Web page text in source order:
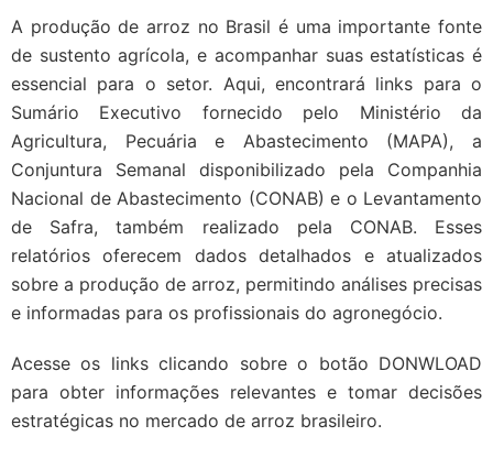
A produção de arroz no Brasil é uma importante fonte
de sustento agrícola, e acompanhar suas estatísticas é
essencial para o setor. Aqui, encontrará links para o
Sumário Executivo fornecido pelo Ministério da
Agricultura, Pecuária e Abastecimento (MAPA), a
Conjuntura Semanal disponibilizado pela Companhia
Nacional de Abastecimento (CONAB) e o Levantamento
de Safra, também realizado pela CONAB. Esses
relatórios oferecem dados detalhados e atualizados
sobre a produção de arroz, permitindo análises precisas
e informadas para os profissionais do agronegócio.
Acesse os links clicando sobre o botão DONWLOAD
para obter informações relevantes e tomar decisões
estratégicas no mercado de arroz brasileiro.